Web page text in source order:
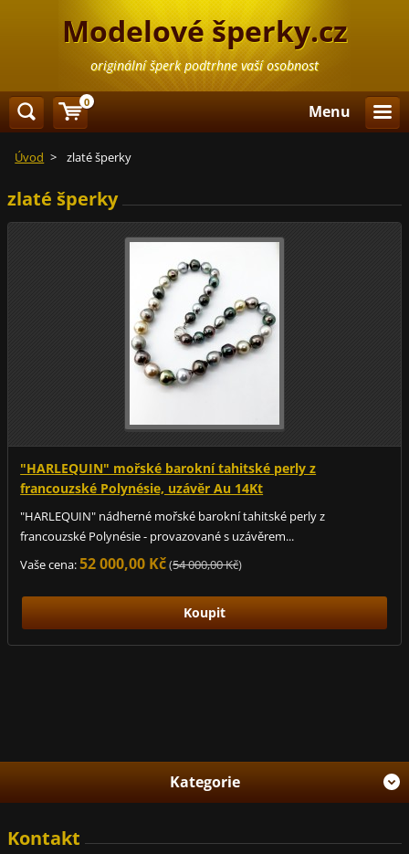
Modelové šperky.cz
originální šperk podtrhne vaší osobnost
Menu
Úvod > zlaté šperky
zlaté šperky
"HARLEQUIN" mořské barokní tahitské perly z
francouzské Polynésie, uzávěr Au 14Kt
"HARLEQUIN" nádherné mořské barokní tahitské perly z
francouzské Polynésie - provazované s uzávěrem...
Vaše cena:52 000,00 Kč(54 000,00 Kč)
Kategorie
Kontakt
0